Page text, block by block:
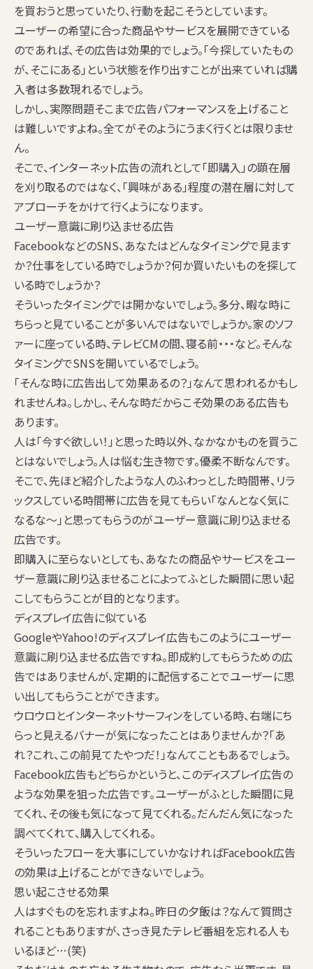
を買おうと思っていたり、行動を起こそうとしています。
ユーザーの希望に合った商品やサービスを展開できている
のであれば、その広告は効果的でしょう。「今探していたもの
が、そこにある」という状態を作り出すことが出来ていれば購
入者は多数現れるでしょう。
しかし、実際問題そこまで広告パフォーマンスを上げること
は難しいですよね。全てがそのようにうまく行くとは限りませ
ん。
そこで、インターネット広告の流れとして「即購入」の顕在層
を刈り取るのではなく、「興味がある」程度の潜在層に対して
アプローチをかけて行くようになります。
ユーザー意識に刷り込ませる広告
FacebookなどのSNS、あなたはどんなタイミングで見ます
か？仕事をしている時でしょうか？何か買いたいものを探して
いる時でしょうか？
そういったタイミングでは開かないでしょう。多分、暇な時に
ちらっと見ていることが多いんではないでしょうか。家のソフ
ァーに座っている時、テレビCMの間、寝る前・・・など。そんな
タイミングでSNSを開いているでしょう。
「そんな時に広告出して効果あるの？」なんて思われるかもし
れませんね。しかし、そんな時だからこそ効果のある広告も
あります。
人は「今すぐ欲しい！」と思った時以外、なかなかものを買うこ
とはないでしょう。人は悩む生き物です。優柔不断なんです。
そこで、先ほど紹介したような人のふわっとした時間帯、リラ
ックスしている時間帯に広告を見てもらい「なんとなく気に
なるな〜」と思ってもらうのがユーザー意識に刷り込ませる
広告です。
即購入に至らないとしても、あなたの商品やサービスをユー
ザー意識に刷り込ませることによってふとした瞬間に思い起
こしてもらうことが目的となります。
ディスプレイ広告に似ている
GoogleやYahoo!のディスプレイ広告もこのようにユーザー
意識に刷り込ませる広告ですね。即成約してもらうための広
告ではありませんが、定期的に配信することでユーザーに思
い出してもらうことができます。
ウロウロとインターネットサーフィンをしている時、右端にち
らっと見えるバナーが気になったことはありませんか？「あ
れ？これ、この前見てたやつだ！」なんてこともあるでしょう。
Facebook広告もどちらかというと、このディスプレイ広告の
ような効果を狙った広告です。ユーザーがふとした瞬間に見
てくれ、その後も気になって見てくれる。だんだん気になった
調べてくれて、購入してくれる。
そういったフローを大事にしていかなければFacebook広告
の効果は上げることができないでしょう。
思い起こさせる効果
人はすぐものを忘れますよね。昨日の夕飯は？なんて質問さ
れることもありますが、さっき見たテレビ番組を忘れる人も
いるほど…(笑)